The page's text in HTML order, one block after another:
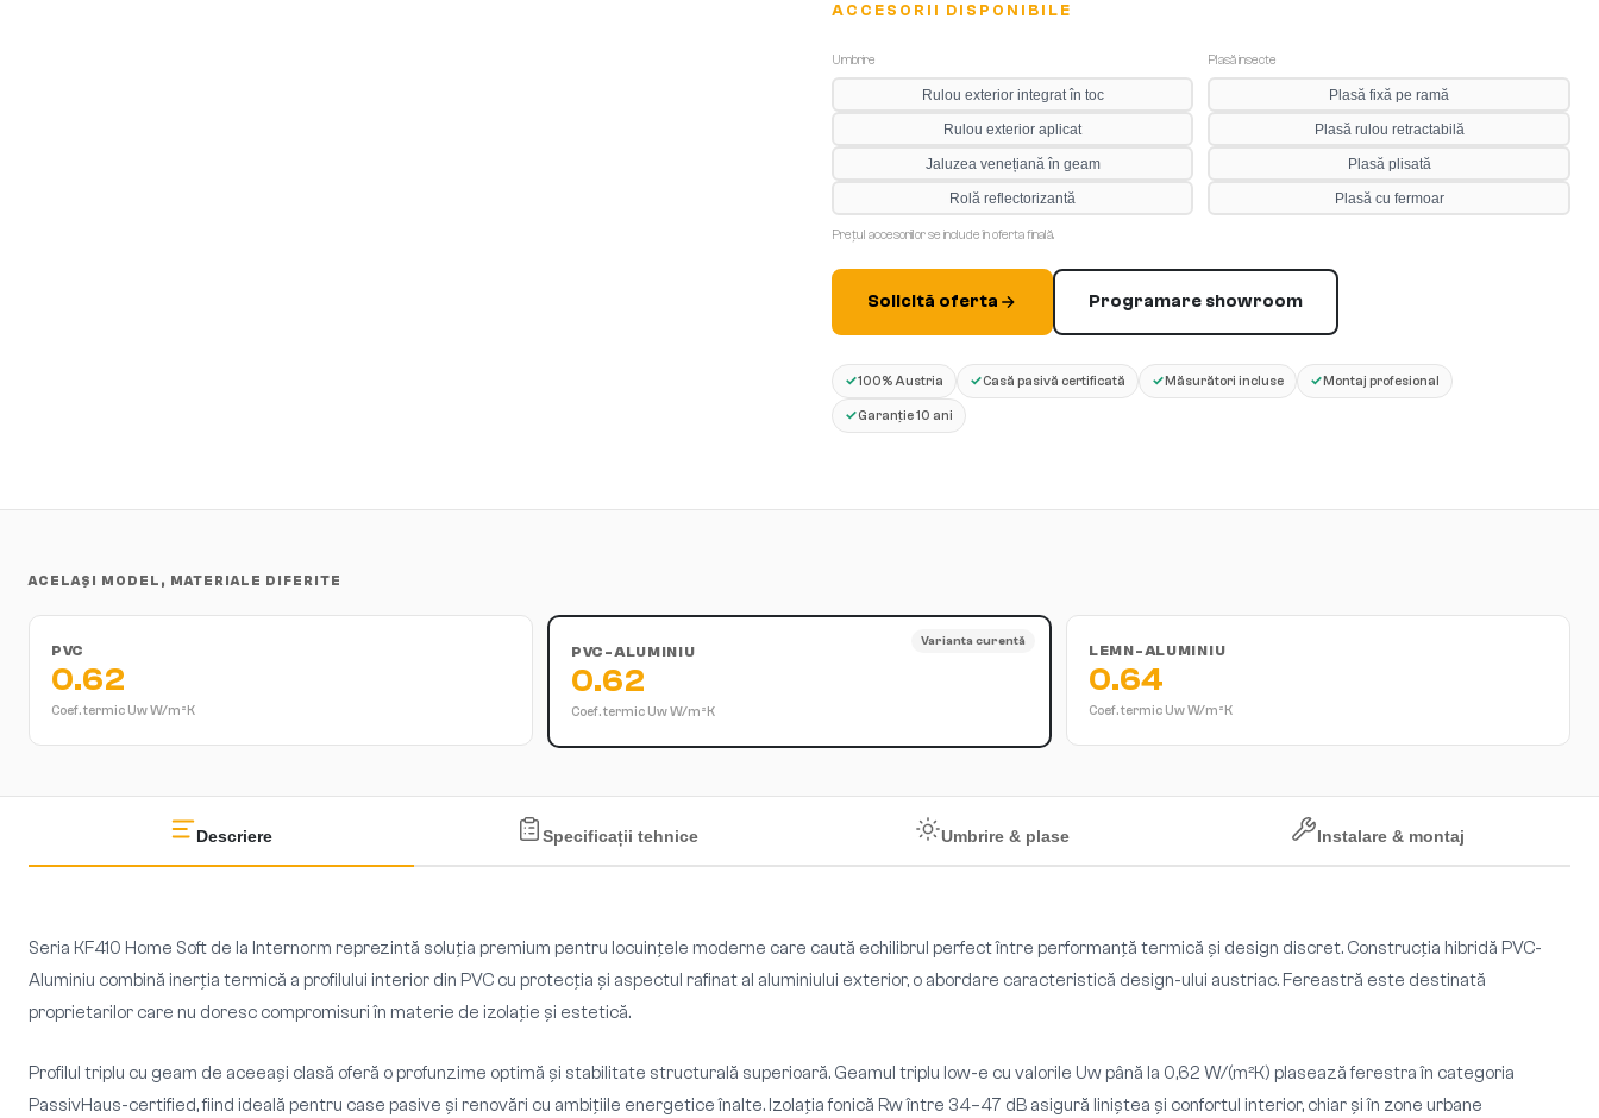
ACCESORII DISPONIBILE
Umbrire
Rulou exterior integrat în toc
Rulou exterior aplicat
Jaluzea venețiană în geam
Rolă reflectorizantă
Plasă insecte
Plasă fixă pe ramă
Plasă rulou retractabilă
Plasă plisată
Plasă cu fermoar
Prețul accesoriilor se include în oferta finală.
Solicită oferta Programare showroom
✓100% Austria ✓Casă pasivă certificată ✓ Măsurători incluse ✓ Montaj profesional
✓Garanție 10 ani
ACELAȘI MODEL, MATERIALE DIFERITE
PVC
0.62
Coef. termic UwW/m²K
Varianta curentă
PVC-ALUMINIU
0.62
Coef. termic UwW/m²K
LEMN-ALUMINIU
0.64
Coef. termic UwW/m²K
Descriere Specificații tehnice Umbrire & plase Instalare & montaj
Seria KF410 Home Soft de la Internorm reprezintă soluția premium pentru locuințele moderne care caută echilibrul perfect între performanță termică și design discret. Construcția hibridă PVC-
Aluminiu combină inerția termică a profilului interior din PVC cu protecția și aspectul rafinat al aluminiului exterior, o abordare caracteristică design-ului austriac. Fereastră este destinată
proprietarilor care nu doresc compromisuri în materie de izolație și estetică.
Profilul triplu cu geam de aceeași clasă oferă o profunzime optimă și stabilitate structurală superioară. Geamul triplu low-e cu valorile Uw până la 0,62 W/(m²K) plasează ferestra în categoria
PassivHaus-certified, fiind ideală pentru case pasive și renovări cu ambițiile energetice înalte. Izolația fonică Rw între 34–47 dB asigură liniștea și confortul interior, chiar și în zone urbane